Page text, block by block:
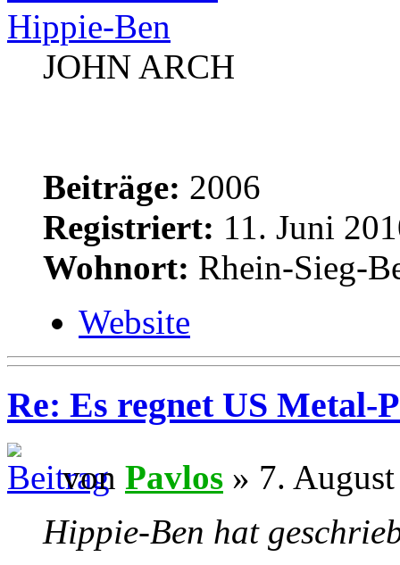
Hippie-Ben
JOHN ARCH
Beiträge: 2006
Registriert: 11. Juni
Wohnort: Rhein-Sieg-
Website
Re: Es regnet US Metal-
von Pavlos » 7.
Hippie-Ben hat